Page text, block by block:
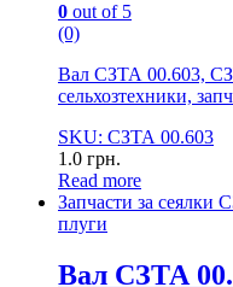
0 out of 5
(0)
Вал СЗТА 00.603,
сельхозтехники,
SKU: СЗТА 00.603
1.0 грн.
Read more
Запчасти за сеялки
плуги
Вал СЗТА